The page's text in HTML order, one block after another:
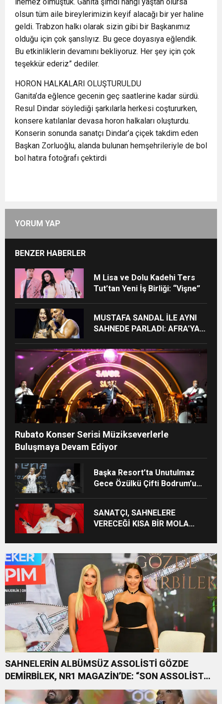
olsun tüm aile bireylerimizin keyif alacağı bir yer haline
geldi. Trabzon halkı olarak sizin gibi bir Başkanımız
olduğu için çok şanslıyız. Bu gece doyasıya eğlendik.
Bu etkinliklerin devamını bekliyoruz. Her şey için çok
teşekkür ederiz” dediler.
HORON HALKALARI OLUŞTURULDU
Ganita’da eğlence gecenin geç saatlerine kadar sürdü.
Resul Dindar söylediği şarkılarla herkesi coştururken,
konsere katılanlar devasa horon halkaları oluşturdu.
Konserin sonunda sanatçı Dindar’a çiçek takdim eden
Başkan Zorluoğlu, alanda bulunan hemşehrileriyle de bol
bol hatıra fotoğrafı çektirdi
YORUM YAP
BENZER HABERLER
M Lisa ve Dolu Kadehi Ters
Tut’tan Yeni İş Birliği: “Vişne”
MUSTAFA SANDAL İLE AYNI
SAHNEDE PARLADI: AFRA’YA
Rubato Konser Serisi Müzikseverlerle
Buluşmaya Devam Ediyor
Başka Resort’ta Unutulmaz
Gece Özülkü Çifti Bodrum’u
SANATÇI, SAHNELERE
VERECEĞİ KISA BİR MOLA
KEZ HARBİYE’DE OLACAK!
SAHNELERİN ALBÜMSÜZ ASSOLİSTİ GÖZDE
DEMİRBİLEK, NR1 MAGAZİN’DE: “SON ASSOLİST
OLARAK VAR OLACAĞIM!”